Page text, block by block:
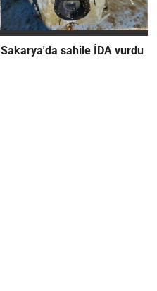
Sakarya'da sahile İDA vurdu